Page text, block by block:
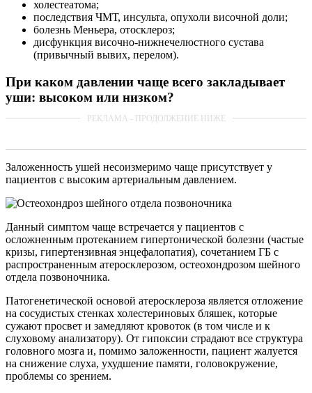
холестеатома;
последствия ЧМТ, инсульта, опухоли височной доли;
болезнь Меньера, отосклероз;
дисфункция височно-нижнечелюстного сустава
(привычный вывих, перелом).
При каком давлении чаще всего закладывает
уши: высоком или низком?
Заложенность ушей несоизмеримо чаще присутствует у
пациентов с высоким артериальным давлением.
Данный симптом чаще встречается у пациентов с
осложненным протеканием гипертонической болезни (частые
кризы, гипертензивная энцефалопатия), сочетанием ГБ с
распространенным атеросклерозом, остеохондрозом шейного
отдела позвоночника.
Патогенетической основой атеросклероза является отложение
на сосудистых стенках холестериновых бляшек, которые
сужают просвет и замедляют кровоток (в том числе и к
слуховому анализатору). От гипоксии страдают все структура
головного мозга и, помимо заложенности, пациент жалуется
на снижение слуха, ухудшение памяти, головокружение,
проблемы со зрением.